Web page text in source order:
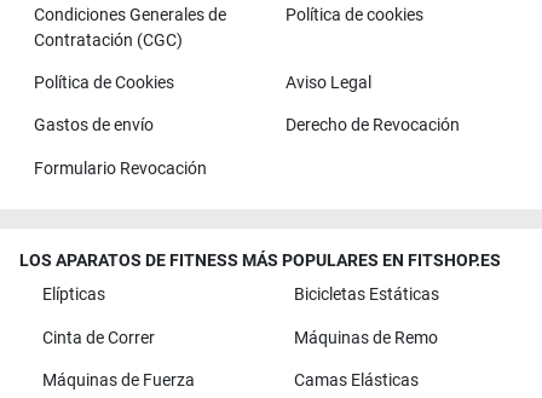
Condiciones Generales de
Contratación (CGC)
Política de cookies
Política de Cookies Aviso Legal
Gastos de envío Derecho de Revocación
Formulario Revocación
LOS APARATOS DE FITNESS MÁS POPULARES EN FITSHOP.ES
Elípticas
Bicicletas Estáticas
Cinta de Correr Máquinas de Remo
Máquinas de Fuerza Camas Elásticas